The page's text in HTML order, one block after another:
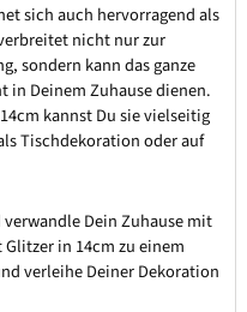
sich auch hervorragend als
nicht nur zur
sondern kann das ganze
in Deinem Zuhause dienen.
kannst Du sie vielseitig
Tischdekoration oder auf
Dein Zuhause mit
in 14cm zu einem
verleihe Deiner Dekoration